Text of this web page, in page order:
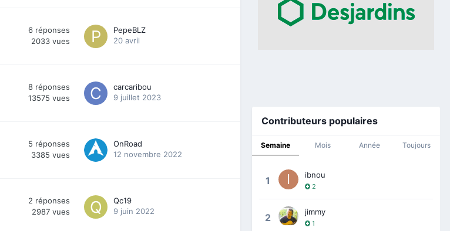
6 réponses
2033 vues
PepeBLZ
20 avril
8 réponses
13575 vues
carcaribou
9 juillet 2023
5 réponses
3385 vues
OnRoad
12 novembre 2022
2 réponses
2987 vues
Qc19
9 juin 2022
Contributeurs populaires
Semaine Mois Année Toujours
1 ibnou
2
2 jimmy
1